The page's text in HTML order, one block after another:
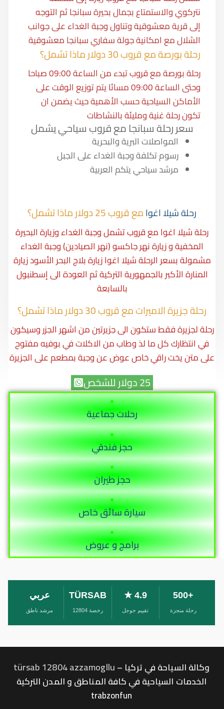
نتركوي والاستمتاع بجمال بحيرة سبانجا ثم التوجه
إلى قرية معشوقية وتناول وجبة الغداء على جوانب
الشلال مع امكانية جولة سفاري سبانجا معشوقية
رحلة بورصة مع قروب 30 دولار ماذا تشمل؟
رحلة بورصة مع قروب تبدء من الساعة 09:00 صباحا
وحتى الساعة 09:00 مسائا يتم توزيع الوقت على
الأماكن السياحية حسب الأهمية حيث يضمن ان
تكون رحلة غنية ومليئة بالنشاطات
سعر رحلة سبانجا مع قروب سياحي يشمل
المواصلات البرية والبحرية
رسوم تكلفة وجبة الغداء على الجبل
مرشد سياحي يتكم العربية
رحلة شيلا اغوامع قروب 25 دولار ماذا تشمل؟
رحلة شيلا اغوا مع قروب تشمل وجبة الغداء وزيارة البحيرة
المخفية و زيارة نهر جاكسو (نهر الصيادين) وجبة الغداء
مشمولة بسعر الرحلة شيلا اغوا زيارة بلاج البحر الأسود زيارة
المنارة الأكبر بالجمهورية التركية ثم العودة الى إسطنبول
بالسابعة
رحلة جزيرة الاميرات مع قروب 30 دولار ماذا تشمل؟
رحلة لجزيرة فقط ستكون الى جزيرتين من اشهر الجزر وسيكون
في انتظارك كل ما لذ وطاب من الاكلات في بوفيه مفتوح
على متن يخت راقي خاص عوض عن وجبة بمطعم على الجزيرة
25 دولار للشخص
رحلات جماعية
حجز فندقي
حجز طيران
سيارة سائق خاص
برامج و عروض
+500
رحلة منجزة
4.9 ★
تقييم جوجل
TÜRSAB
رخصة 12804
عربي
مرشد ناطق
وكالة السياحة في تركيا –türsab 12804 azzamogllu
الخدمات السياحية في كافة المناطق و المدن التركية
trabzonfun